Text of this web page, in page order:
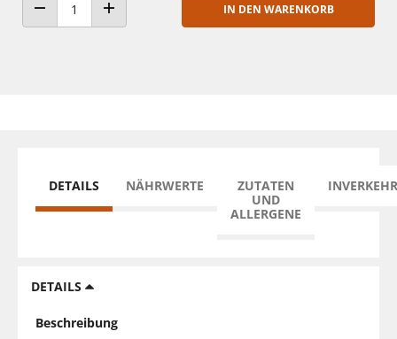
ANZAHL VERRINGERNANZAHL ERHÖHEN
IN DEN WARENKORB
DETAILS NÄHRWERTE
ZUTATEN
UND
ALLERGENE
DETAILS
Beschreibung